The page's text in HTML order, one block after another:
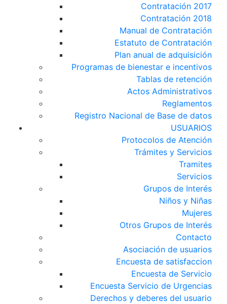
Contratación 2017
Contratación 2018
Manual de Contratación
Estatuto de Contratación
Plan anual de adquisición
Programas de bienestar e incentivos
Tablas de retención
Actos Administrativos
Reglamentos
Registro Nacional de Base de datos
USUARIOS
Protocolos de Atención
Trámites y Servicios
Tramites
Servicios
Grupos de Interés
Niños y Niñas
Mujeres
Otros Grupos de Interés
Contacto
Asociación de usuarios
Encuesta de satisfaccion
Encuesta de Servicio
Encuesta Servicio de Urgencias
Derechos y deberes del usuario